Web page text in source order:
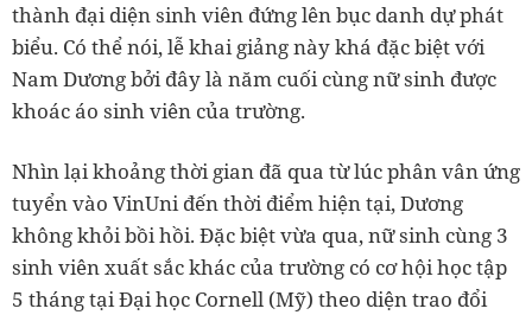
thành đại diện sinh viên đứng lên bục danh dự phát
biểu. Có thể nói, lễ khai giảng này khá đặc biệt với
Nam Dương bởi đây là năm cuối cùng nữ sinh được
khoác áo sinh viên của trường.
Nhìn lại khoảng thời gian đã qua từ lúc phân vân ứng
tuyển vào VinUni đến thời điểm hiện tại, Dương
không khỏi bồi hồi. Đặc biệt vừa qua, nữ sinh cùng 3
sinh viên xuất sắc khác của trường có cơ hội học tập
5 tháng tại Đại học Cornell (Mỹ) theo diện trao đổi